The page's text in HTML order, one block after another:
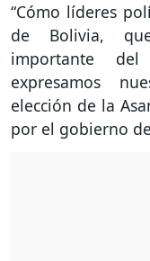
“Cómo líderes
de Bolivia,
importante
expresamos
elección de la
por el gobierno